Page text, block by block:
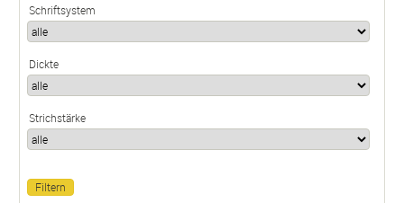
Schriftsystem
Dickte
Strichstärke